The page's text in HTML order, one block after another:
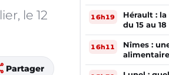
le 12
Partager
16h19
Hérault :
du 15 au
16h11
Nîmes :
Ouverte